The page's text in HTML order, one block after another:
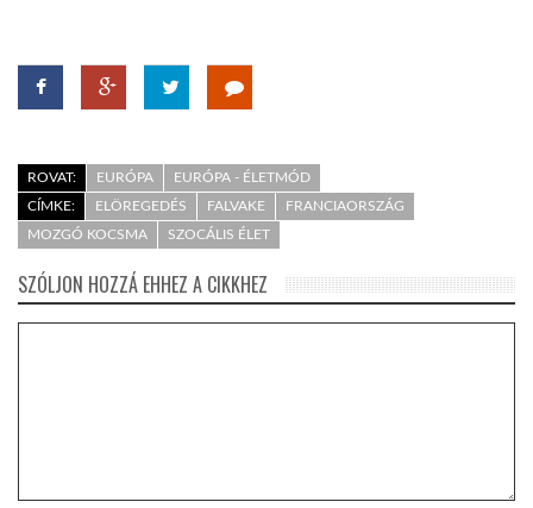
ROVAT: EURÓPA
EURÓPA - ÉLETMÓD
CÍMKE:
ELÖREGEDÉS FALVAKE
FRANCIAORSZÁG
MOZGÓ KOCSMA
SZOCÁLIS ÉLET
SZÓLJON HOZZÁ EHHEZ A CIKKHEZ